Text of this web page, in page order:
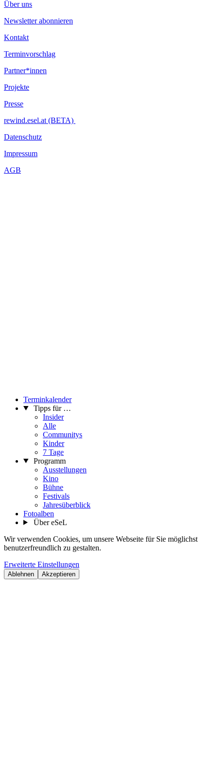
Über uns
Newsletter abonnieren
Kontakt
Terminvorschlag
Partner*innen
Projekte
Presse
rewind.esel.at (BETA)
Datenschutz
Impressum
AGB
Terminkalender
Tipps für …
Insider
Alle
Communitys
Kinder
7 Tage
Programm
Ausstellungen
Kino
Bühne
Festivals
Jahresüberblick
Fotoalben
Über eSeL
Wir verwenden Cookies, um unsere Webseite für Sie möglichst
benutzerfreundlich zu gestalten.
Erweiterte Einstellungen
Ablehnen Akzeptieren